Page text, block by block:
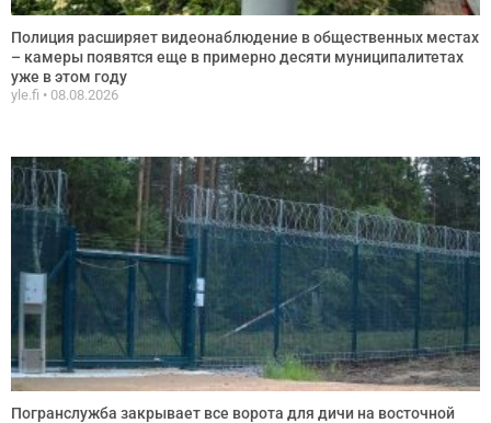
Полиция расширяет видеонаблюдение в общественных местах
– камеры появятся еще в примерно десяти муниципалитетах
уже в этом году
yle.fi 08.08.2026
Погранслужба закрывает все ворота для дичи на восточной